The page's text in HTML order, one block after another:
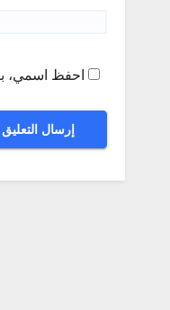
احفظ اسمي،